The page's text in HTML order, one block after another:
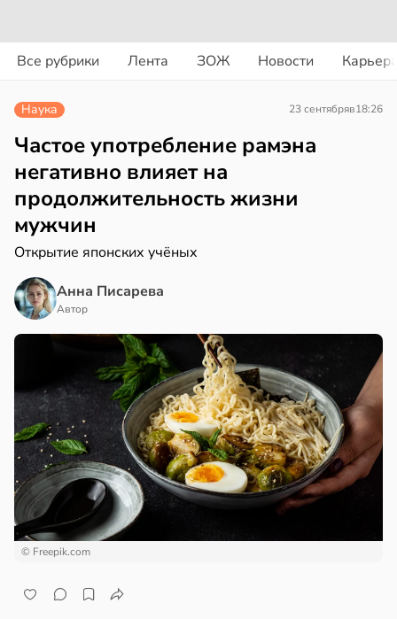
Все рубрики Лента ЗОЖ Новости
19:49
в13:55
Наука 23 сентябряв18:26
Частое употребление рамэна
негативно влияет на
продолжительность жизни
мужчин
Открытие японских учёных
Анна Писарева
Автор
© Freepik.com
в19:27
в17:21